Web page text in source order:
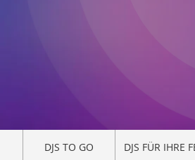
DJS TO GO DJS FÜR IHRE